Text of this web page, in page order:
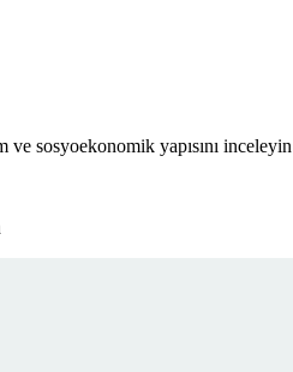
sosyoekonomik yapısını inceleyin